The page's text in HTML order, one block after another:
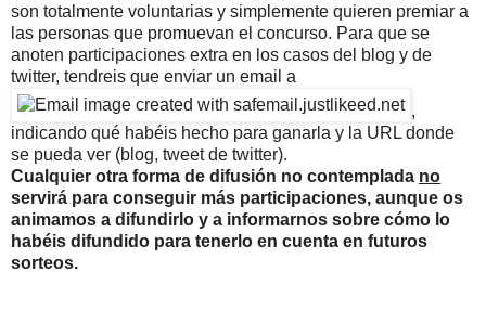
son totalmente voluntarias y simplemente quieren premiar a
las personas que promuevan el concurso. Para que se
anoten participaciones extra en los casos del blog y de
twitter, tendreis que enviar un email a
,
indicando qué habéis hecho para ganarla y la URL donde
se pueda ver (blog, tweet de twitter).
Cualquier otra forma de difusión no contemplada no
servirá para conseguir más participaciones, aunque os
animamos a difundirlo y a informarnos sobre cómo lo
habéis difundido para tenerlo en cuenta en futuros
sorteos.